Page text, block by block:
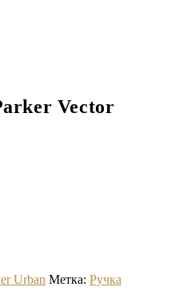
Vector
Urban Метка: Ручка